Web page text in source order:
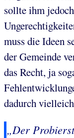
sollte ihm
muss die Ideen
der Gemeinde
das Recht, ja
dadurch
„Der